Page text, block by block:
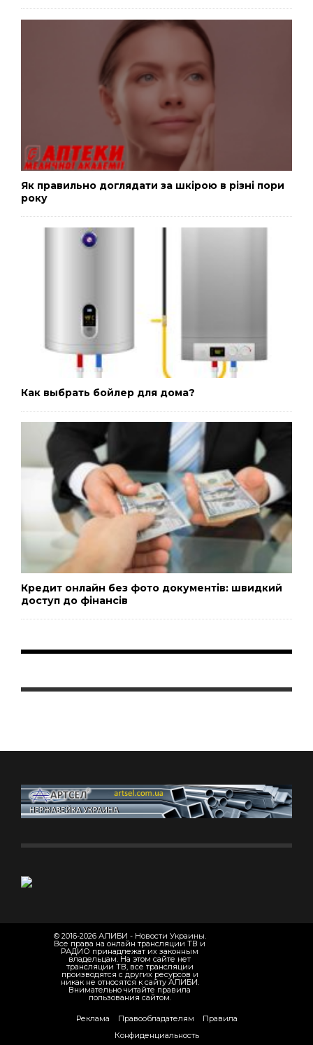
Як правильно доглядати за шкірою в різні пори
року
Как выбрать бойлер для дома?
Кредит онлайн без фото документів: швидкий
доступ до фінансів
© 2016-2026 АЛИБИ - Новости Украины.
Все права на онлайн трансляции ТВ и
РАДИО принадлежат их законным
владельцам. На этом сайте нет
трансляции ТВ, все трансляции
производятся с других ресурсов и
никак не относятся к сайту АЛИБИ.
Внимательно читайте правила
пользования сайтом.
Реклама Правообладателям
Правила
Конфиденциальность